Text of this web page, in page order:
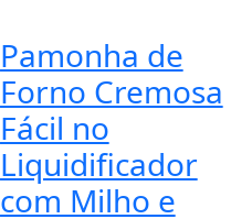
Pamonha de
Forno Cremosa
Fácil no
Liquidificador
com Milho e